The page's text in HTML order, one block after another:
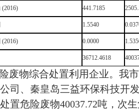
(2016) 441.7185
1.5540
(2016) 0.0000
36712.4618
废物综合处置利用企业。 我
司 、秦皇岛三益环保科技开
置危险废物40037.72吨，次